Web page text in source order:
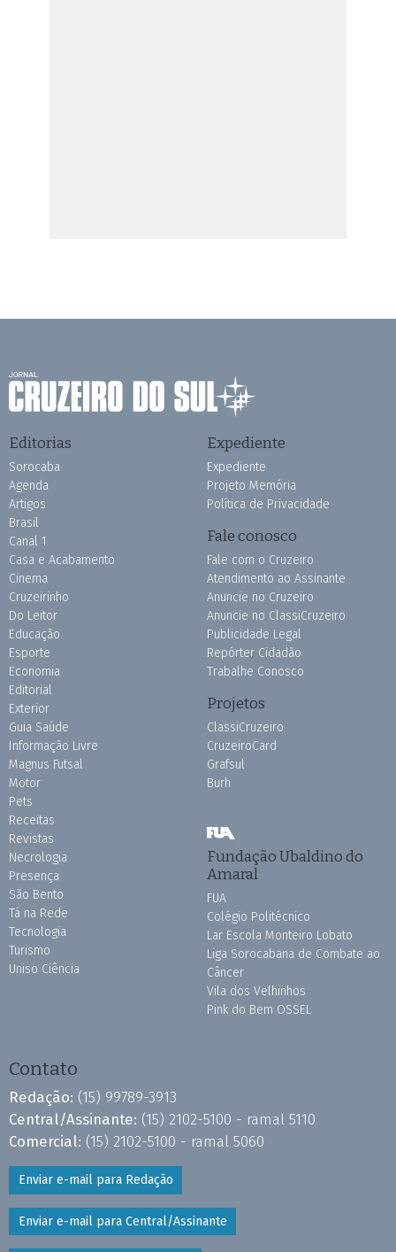
Editorias
Sorocaba
Agenda
Artigos
Brasil
Canal 1
Casa e Acabamento
Cinema
Cruzeirinho
Do Leitor
Educação
Esporte
Economia
Editorial
Exterior
Guia Saúde
Informação Livre
Magnus Futsal
Motor
Pets
Receitas
Revistas
Necrologia
Presença
São Bento
Tá na Rede
Tecnologia
Turismo
Uniso Ciência
Expediente
Expediente
Projeto Memória
Política de Privacidade
Fale conosco
Fale com o Cruzeiro
Atendimento ao Assinante
Anuncie no Cruzeiro
Anuncie no ClassiCruzeiro
Publicidade Legal
Repórter Cidadão
Trabalhe Conosco
Projetos
ClassiCruzeiro
CruzeiroCard
Grafsul
Burh
Fundação Ubaldino do
Amaral
FUA
Colégio Politécnico
Lar Escola Monteiro Lobato
Liga Sorocabana de Combate ao
Câncer
Vila dos Velhinhos
Pink do Bem OSSEL
Contato
Redação: (15) 99789-3913
Central/Assinante: (15) 2102-5100 - ramal 5110
Comercial: (15) 2102-5100 - ramal 5060
Enviar e-mail para Redação
Enviar e-mail para Central/Assinante